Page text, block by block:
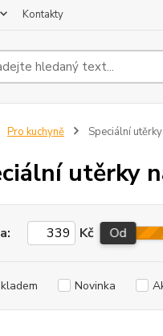
Kontakty
Pro kuchyně Speciální
utěrky
Kč Od
Novinka